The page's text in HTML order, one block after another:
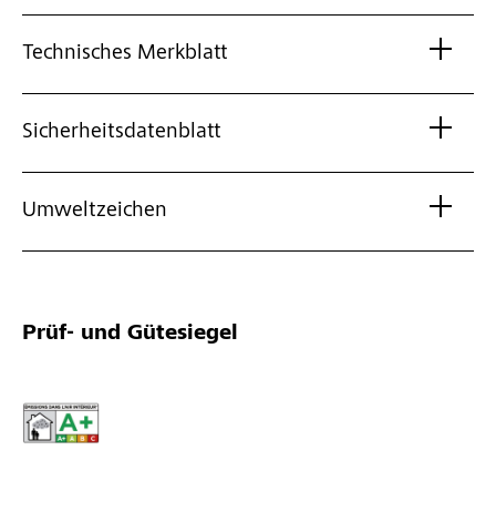
Technisches Merkblatt
Sicherheitsdatenblatt
Umweltzeichen
Prüf- und Gütesiegel